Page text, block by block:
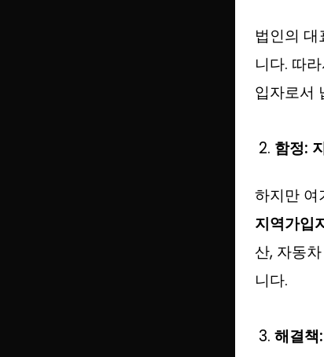
법인의
니다. 따
입자로서
함정:
하지만 여
지역가입
산, 자동
니다.
해결책